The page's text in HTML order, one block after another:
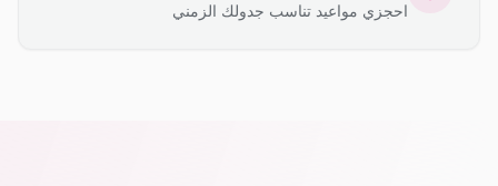
احجزي مواعيد تناسب جدولك الزمني